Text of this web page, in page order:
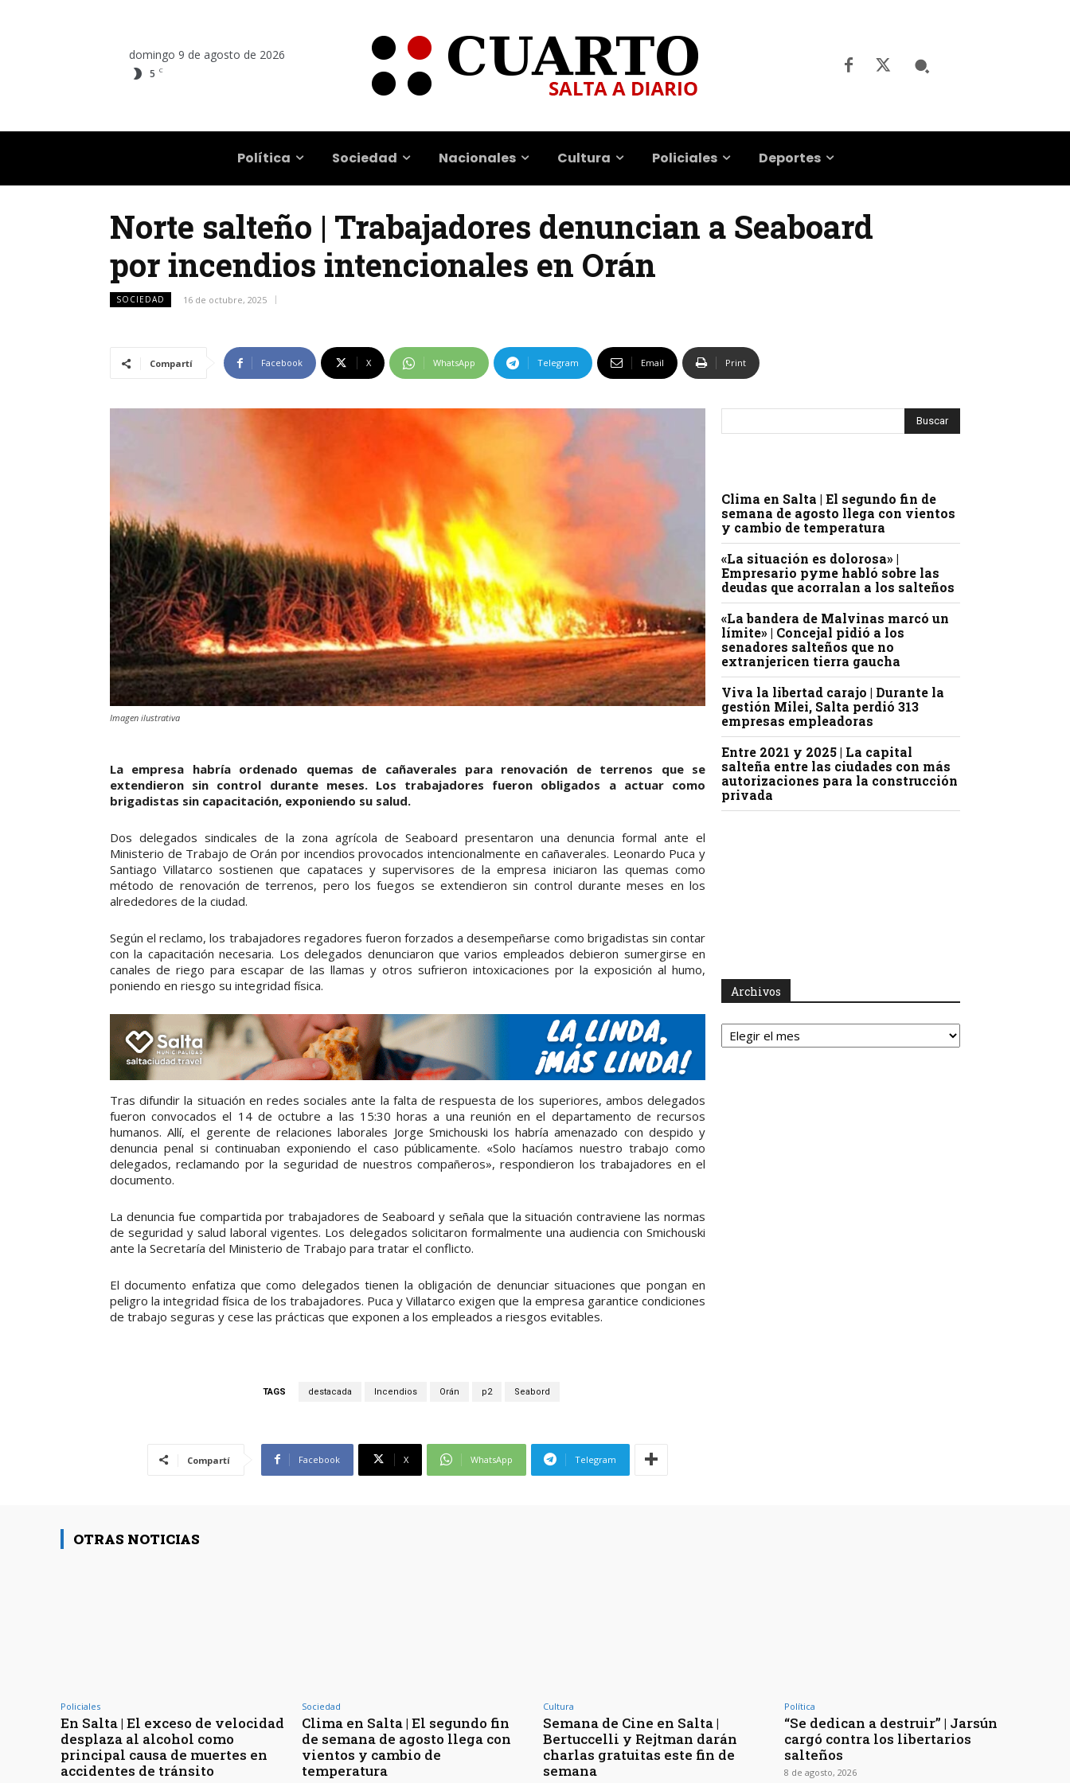
domingo 9 de agosto de 2026
5 C
Política Sociedad Nacionales Cultura Policiales Deportes
Norte salteño | Trabajadores denuncian a Seaboard
por incendios intencionales en Orán
SOCIEDAD 16 de octubre, 2025
Compartí Facebook X WhatsApp Telegram Email Print
Imagen ilustrativa
La empresa habría ordenado quemas de cañaverales para renovación de terrenos que se
extendieron sin control durante meses. Los trabajadores fueron obligados a actuar como
brigadistas sin capacitación, exponiendo su salud.
Dos delegados sindicales de la zona agrícola de Seaboard presentaron una denuncia formal ante el
Ministerio de Trabajo de Orán por incendios provocados intencionalmente en cañaverales. Leonardo Puca y
Santiago Villatarco sostienen que capataces y supervisores de la empresa iniciaron las quemas como
método de renovación de terrenos, pero los fuegos se extendieron sin control durante meses en los
alrededores de la ciudad.
Según el reclamo, los trabajadores regadores fueron forzados a desempeñarse como brigadistas sin contar
con la capacitación necesaria. Los delegados denunciaron que varios empleados debieron sumergirse en
canales de riego para escapar de las llamas y otros sufrieron intoxicaciones por la exposición al humo,
poniendo en riesgo su integridad física.
Tras difundir la situación en redes sociales ante la falta de respuesta de los superiores, ambos delegados
fueron convocados el 14 de octubre a las 15:30 horas a una reunión en el departamento de recursos
humanos. Allí, el gerente de relaciones laborales Jorge Smichouski los habría amenazado con despido y
denuncia penal si continuaban exponiendo el caso públicamente. «Solo hacíamos nuestro trabajo como
delegados, reclamando por la seguridad de nuestros compañeros», respondieron los trabajadores en el
documento.
La denuncia fue compartida por trabajadores de Seaboard y señala que la situación contraviene las normas
de seguridad y salud laboral vigentes. Los delegados solicitaron formalmente una audiencia con Smichouski
ante la Secretaría del Ministerio de Trabajo para tratar el conflicto.
El documento enfatiza que como delegados tienen la obligación de denunciar situaciones que pongan en
peligro la integridad física de los trabajadores. Puca y Villatarco exigen que la empresa garantice condiciones
de trabajo seguras y cese las prácticas que exponen a los empleados a riesgos evitables.
TAGS destacada Incendios Orán p2 Seabord
Compartí Facebook X WhatsApp Telegram
Clima en Salta | El segundo fin de
semana de agosto llega con vientos
y cambio de temperatura
«La situación es dolorosa» |
Empresario pyme habló sobre las
deudas que acorralan a los salteños
«La bandera de Malvinas marcó un
límite» | Concejal pidió a los
senadores salteños que no
extranjericen tierra gaucha
Viva la libertad carajo | Durante la
gestión Milei, Salta perdió 313
empresas empleadoras
Entre 2021 y 2025 | La capital
salteña entre las ciudades con más
autorizaciones para la construcción
privada
Archivos
Archivos
OTRAS NOTICIAS
Policiales
En Salta | El exceso de velocidad
desplaza al alcohol como
principal causa de muertes en
accidentes de tránsito
Sociedad
Clima en Salta | El segundo fin
de semana de agosto llega con
vientos y cambio de
temperatura
Cultura
Semana de Cine en Salta |
Bertuccelli y Rejtman darán
charlas gratuitas este fin de
semana
Política
“Se dedican a destruir” | Jarsún
cargó contra los libertarios
salteños
8 de agosto, 2026